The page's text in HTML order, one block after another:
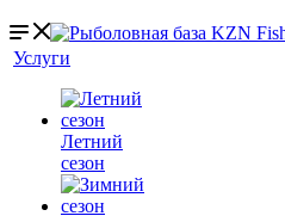
Услуги
Летний
сезон